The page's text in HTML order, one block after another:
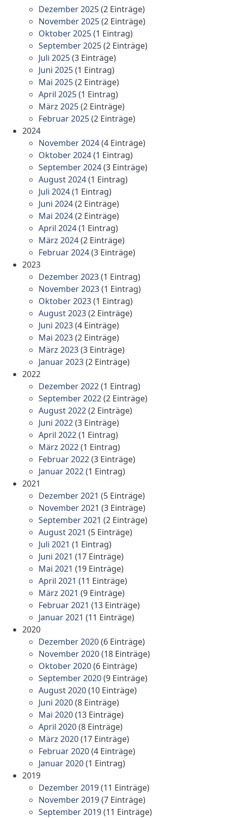
Dezember 2025(2 Einträge)
November 2025(2 Einträge)
Oktober 2025(1 Eintrag)
September 2025(2 Einträge)
Juli 2025(3 Einträge)
Juni 2025(1 Eintrag)
Mai 2025(2 Einträge)
April 2025(1 Eintrag)
März 2025(2 Einträge)
Februar 2025(2 Einträge)
2024
November 2024(4 Einträge)
Oktober 2024(1 Eintrag)
September 2024(3 Einträge)
August 2024(1 Eintrag)
Juli 2024(1 Eintrag)
Juni 2024(2 Einträge)
Mai 2024(2 Einträge)
April 2024(1 Eintrag)
März 2024(2 Einträge)
Februar 2024(3 Einträge)
2023
Dezember 2023(1 Eintrag)
November 2023(1 Eintrag)
Oktober 2023(1 Eintrag)
August 2023(2 Einträge)
Juni 2023(4 Einträge)
Mai 2023(2 Einträge)
März 2023(3 Einträge)
Januar 2023(2 Einträge)
2022
Dezember 2022(1 Eintrag)
September 2022(2 Einträge)
August 2022(2 Einträge)
Juni 2022(3 Einträge)
April 2022(1 Eintrag)
März 2022(1 Eintrag)
Februar 2022(3 Einträge)
Januar 2022(1 Eintrag)
2021
Dezember 2021 (5 Einträge)
November 2021 (3 Einträge)
September 2021 (2 Einträge)
August 2021 (5 Einträge)
Juli 2021 (1 Eintrag)
Juni 2021 (17 Einträge)
Mai 2021 (19 Einträge)
April 2021 (11 Einträge)
März 2021 (9 Einträge)
Februar 2021 (13 Einträge)
Januar 2021 (11 Einträge)
2020
Dezember 2020(6 Einträge)
November 2020(18 Einträge)
Oktober 2020(6 Einträge)
September 2020(9 Einträge)
August 2020(10 Einträge)
Juni 2020(8 Einträge)
Mai 2020(13 Einträge)
April 2020(8 Einträge)
März 2020(17 Einträge)
Februar 2020(4 Einträge)
Januar 2020(1 Eintrag)
2019
Dezember 2019(11 Einträge)
November 2019(7 Einträge)
September 2019(11 Einträge)